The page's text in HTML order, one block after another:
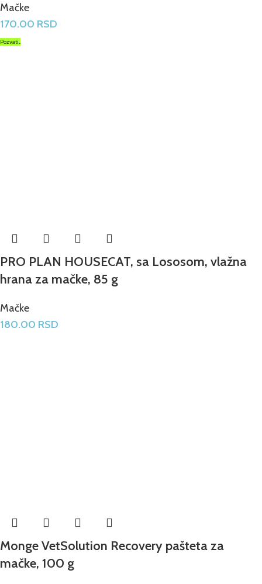
Mačke
170.00 RSD
Pozvati...
PRO PLAN HOUSECAT, sa Lososom, vlažna
hrana za mačke, 85 g
Mačke
180.00 RSD
Monge VetSolution Recovery pašteta za
mačke, 100 g